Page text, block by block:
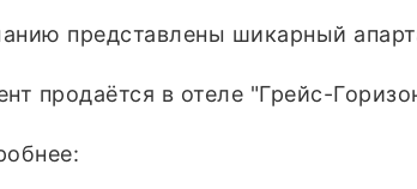
представлены шикарный
продаётся в отеле "Грейс-